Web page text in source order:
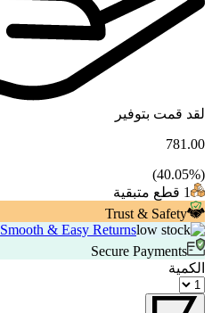
لقد قمت بتوفير
781.00
(
40.05%)
1 قطع متبقية
Trust & Safety
Smooth & Easy Returns
Secure Payments
الكمية